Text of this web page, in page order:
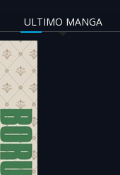
ULTIMO MANGA